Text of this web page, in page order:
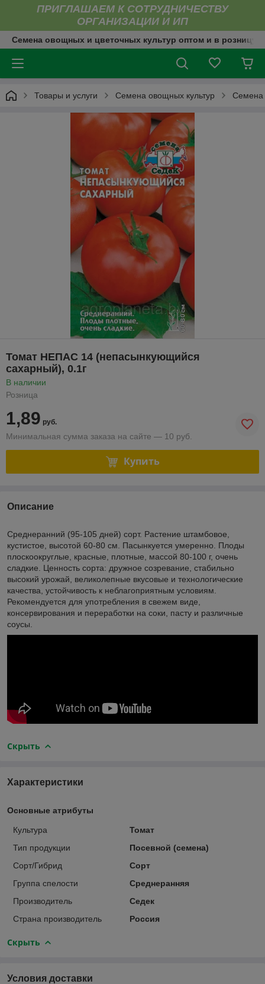
ПРИГЛАШАЕМ К СОТРУДНИЧЕСТВУ
ОРГАНИЗАЦИИ И ИП
Семена овощных и цветочных культур оптом и в розницу
Товары и услуги Семена овощных культур Семена
Томат НЕПАС 14 (непасынкующийся
сахарный), 0.1г
В наличии
Розница
1,89 руб.
Минимальная сумма заказа на сайте — 10 руб.
Купить
Описание
Среднеранний (95-105 дней) сорт. Растение штамбовое,
кустистое, высотой 60-80 см. Пасынкуется умеренно. Плоды
плоскоокруглые, красные, плотные, массой 80-100 г, очень
сладкие. Ценность сорта: дружное созревание, стабильно
высокий урожай, великолепные вкусовые и технологические
качества, устойчивость к неблагоприятным условиям.
Рекомендуется для употребления в свежем виде,
консервирования и переработки на соки, пасту и различные
соусы.
Скрыть
Характеристики
Основные атрибуты
Культура
Томат
Тип продукции
Посевной (семена)
Сорт/Гибрид
Сорт
Группа спелости
Среднеранняя
Производитель
Седек
Страна производитель
Россия
Скрыть
Условия доставки